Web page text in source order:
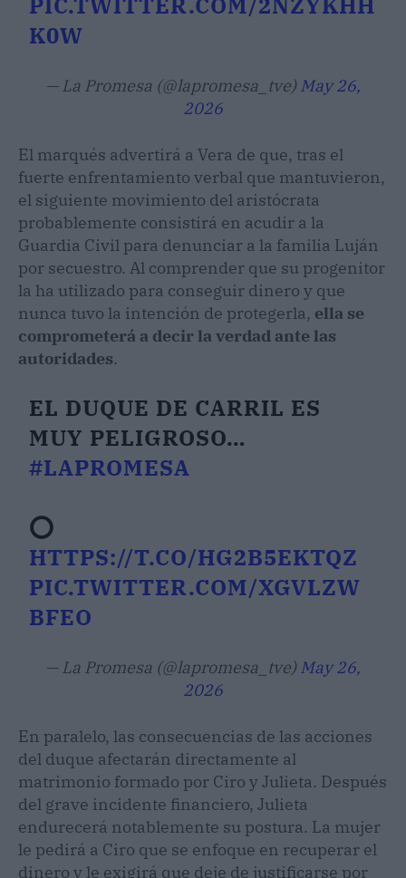
K0W
— La Promesa (@lapromesa_tve) May 26,
2026
El marqués advertirá a Vera de que, tras el
fuerte enfrentamiento verbal que mantuvieron,
el siguiente movimiento del aristócrata
probablemente consistirá en acudir a la
Guardia Civil para denunciar a la familia Luján
por secuestro. Al comprender que su progenitor
la ha utilizado para conseguir dinero y que
nunca tuvo la intención de protegerla, ella se
comprometerá a decir la verdad ante las
autoridades.
EL DUQUE DE CARRIL ES
MUY PELIGROSO…
#LAPROMESA
⭕
HTTPS://T.CO/HG2B5EKTQZ
PIC.TWITTER.COM/XGVLZW
BFEO
— La Promesa (@lapromesa_tve) May 26,
2026
En paralelo, las consecuencias de las acciones
del duque afectarán directamente al
matrimonio formado por Ciro y Julieta. Después
del grave incidente financiero, Julieta
endurecerá notablemente su postura. La mujer
le pedirá a Ciro que se enfoque en recuperar el
dinero y le exigirá que deje de justificarse por